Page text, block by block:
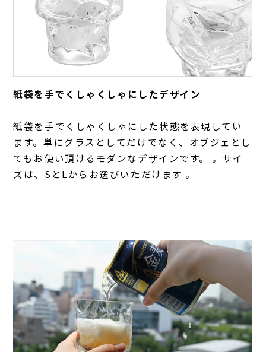
紙袋を手でくしゃくしゃにしたデザイン
紙袋を手でくしゃくしゃにした状態を表現してい
ます。単にグラスとしてだけでなく、オブジェとし
てもお使い頂けるモダンなデザインです。 。サイ
ズは、SとLからお選びいただけます 。